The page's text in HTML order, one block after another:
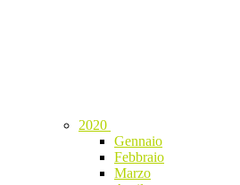
2020
Gennaio
Febbraio
Marzo